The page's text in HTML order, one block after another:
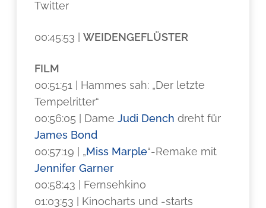
Twitter
00:45:53 |WEIDENGEFLÜSTER
FILM
00:51:51 | Hammes sah: „Der letzte
Tempelritter“
00:56:05 | DameJudi Dench dreht für
James Bond
00:57:19 | „Miss Marple“-Remake mit
Jennifer Garner
00:58:43 | Fernsehkino
01:03:53 | Kinocharts und -starts